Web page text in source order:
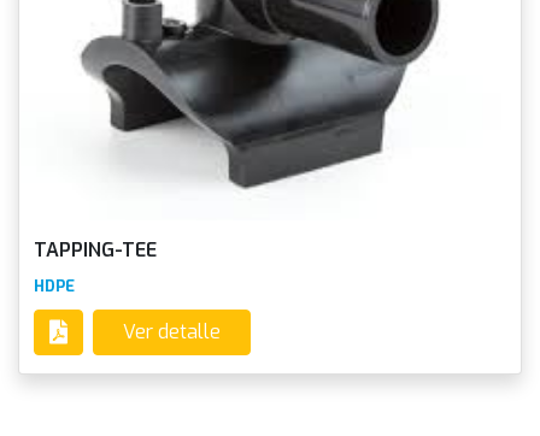
TAPPING-TEE
HDPE
Ver detalle